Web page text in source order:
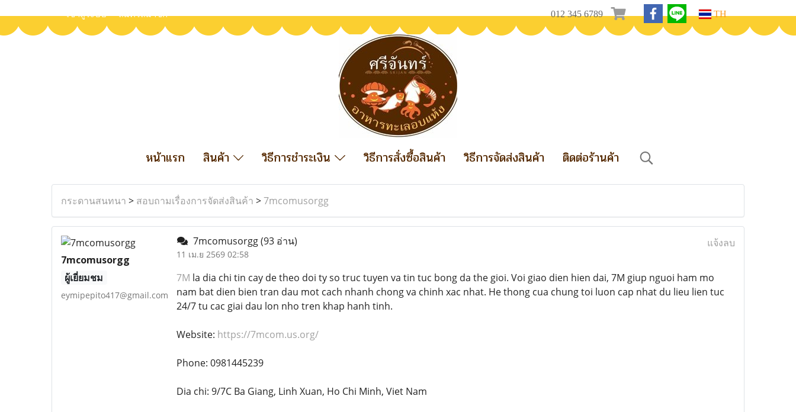
เข้าสู่ระบบ สมัครสมาชิก 012 345 6789 TH
หน้าแรก สินค้า วิธีการชำระเงิน วิธีการสั่งซื้อสินค้า วิธีการจัดส่งสินค้า ติดต่อร้านค้า
กระดานสนทนา > สอบถามเรื่องการจัดส่งสินค้า >7mcomusorgg
7mcomusorgg
ผู้เยี่ยมชม
eymipepito417@gmail.com
7mcomusorgg(93 อ่าน)
11 เม.ย 2569 02:58
แจ้งลบ
7M la dia chi tin cay de theo doi ty so truc tuyen va tin tuc bong da the gioi. Voi giao dien hien dai, 7M giup nguoi ham mo
nam bat dien bien tran dau mot cach nhanh chong va chinh xac nhat. He thong cua chung toi luon cap nhat du lieu lien tuc
24/7 tu cac giai dau lon nho tren khap hanh tinh.
Website: https://7mcom.us.org/
Phone: 0981445239
Dia chi: 9/7C Ba Giang, Linh Xuan, Ho Chi Minh, Viet Nam